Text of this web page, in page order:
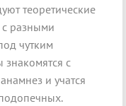
теоретические
разными
чутким
знакомятся с
и учатся